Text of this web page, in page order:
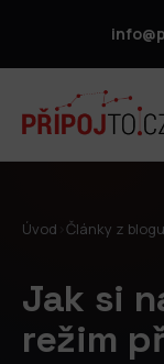
Úvod Články z blogu
Jak si
režim